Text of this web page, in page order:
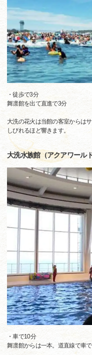
・徒歩で3分
舞凛館を出て直進で3分
大洗の花火は当館の客室からは
しびれるほど響きます。
大洗水族館（アクアワールド
・車で10分
舞凛館からは一本。道直線で車